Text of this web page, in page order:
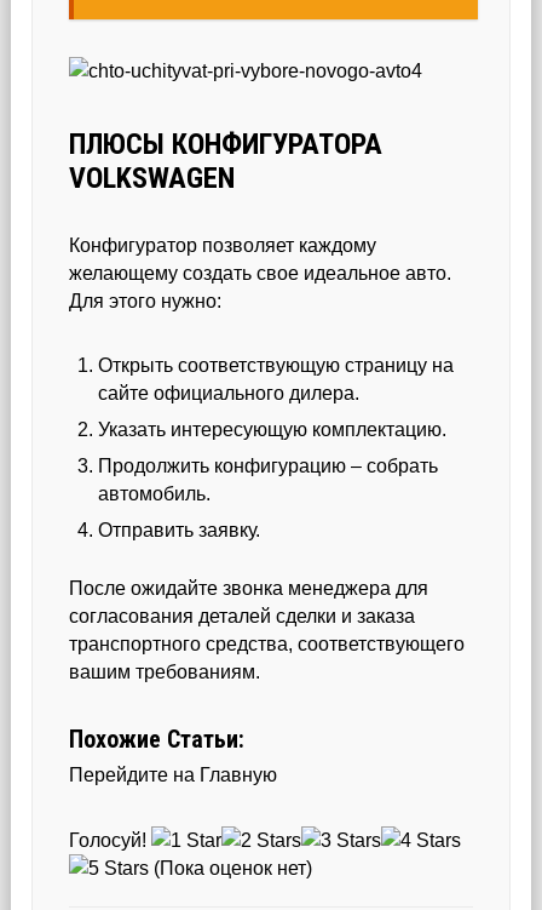
ПЛЮСЫ КОНФИГУРАТОРА
VOLKSWAGEN
Конфигуратор позволяет каждому
желающему создать свое идеальное авто.
Для этого нужно:
Открыть соответствующую страницу на
сайте официального дилера.
Указать интересующую комплектацию.
Продолжить конфигурацию – собрать
автомобиль.
Отправить заявку.
После ожидайте звонка менеджера для
согласования деталей сделки и заказа
транспортного средства, соответствующего
вашим требованиям.
Похожие Статьи:
Перейдите на Главную
Голосуй!
(Пока оценок нет)